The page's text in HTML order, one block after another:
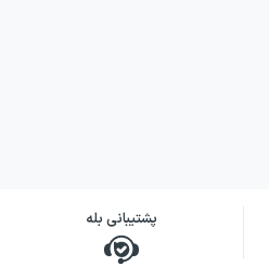
پشتیبانی بله